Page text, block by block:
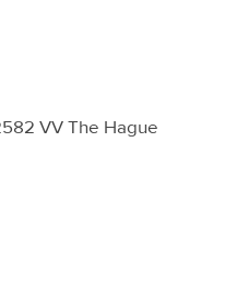
VV The Hague